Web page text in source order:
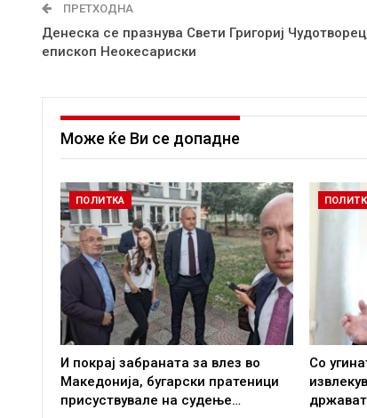
ПРЕТХОДНА
Денеска се празнува Свети Григориј
епископ Неокесариски
Може ќе Ви се допадне
ПОЛИТКА
И покрај забраната за влез во
Македонија, бугарски пратеници
присуствувале на судење…
Со